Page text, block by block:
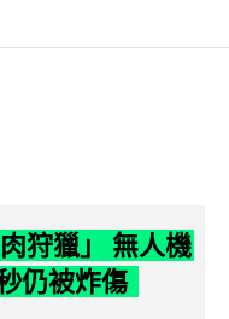
狩獵」 無人機
仍被炸傷